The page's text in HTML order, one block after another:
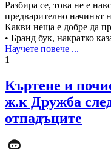
Разбира се, това не е
предварително начинът
Какви неща е добре да
• Бранд бук, накратко
Научете повече ...
1
Къртене и
ж.к Дружба
отпадъците